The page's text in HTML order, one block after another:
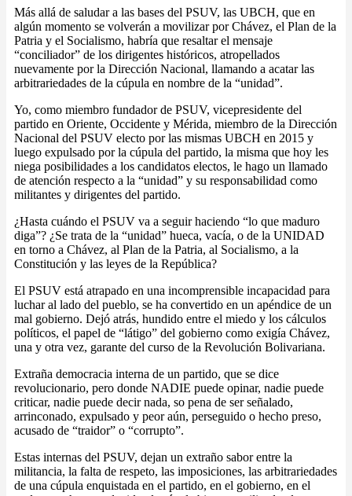
Más allá de saludar a las bases del PSUV, las UBCH, que en
algún momento se volverán a movilizar por Chávez, el Plan de la
Patria y el Socialismo, habría que resaltar el mensaje
“conciliador” de los dirigentes históricos, atropellados
nuevamente por la Dirección Nacional, llamando a acatar las
arbitrariedades de la cúpula en nombre de la “unidad”.
Yo, como miembro fundador de PSUV, vicepresidente del
partido en Oriente, Occidente y Mérida, miembro de la Dirección
Nacional del PSUV electo por las mismas UBCH en 2015 y
luego expulsado por la cúpula del partido, la misma que hoy les
niega posibilidades a los candidatos electos, le hago un llamado
de atención respecto a la “unidad” y su responsabilidad como
militantes y dirigentes del partido.
¿Hasta cuándo el PSUV va a seguir haciendo “lo que maduro
diga”? ¿Se trata de la “unidad” hueca, vacía, o de la UNIDAD
en torno a Chávez, al Plan de la Patria, al Socialismo, a la
Constitución y las leyes de la República?
El PSUV está atrapado en una incomprensible incapacidad para
luchar al lado del pueblo, se ha convertido en un apéndice de un
mal gobierno. Dejó atrás, hundido entre el miedo y los cálculos
políticos, el papel de “látigo” del gobierno como exigía Chávez,
una y otra vez, garante del curso de la Revolución Bolivariana.
Extraña democracia interna de un partido, que se dice
revolucionario, pero donde NADIE puede opinar, nadie puede
criticar, nadie puede decir nada, so pena de ser señalado,
arrinconado, expulsado y peor aún, perseguido o hecho preso,
acusado de “traidor” o “corrupto”.
Estas internas del PSUV, dejan un extraño sabor entre la
militancia, la falta de respeto, las imposiciones, las arbitrariedades
de una cúpula enquistada en el partido, en el gobierno, en el